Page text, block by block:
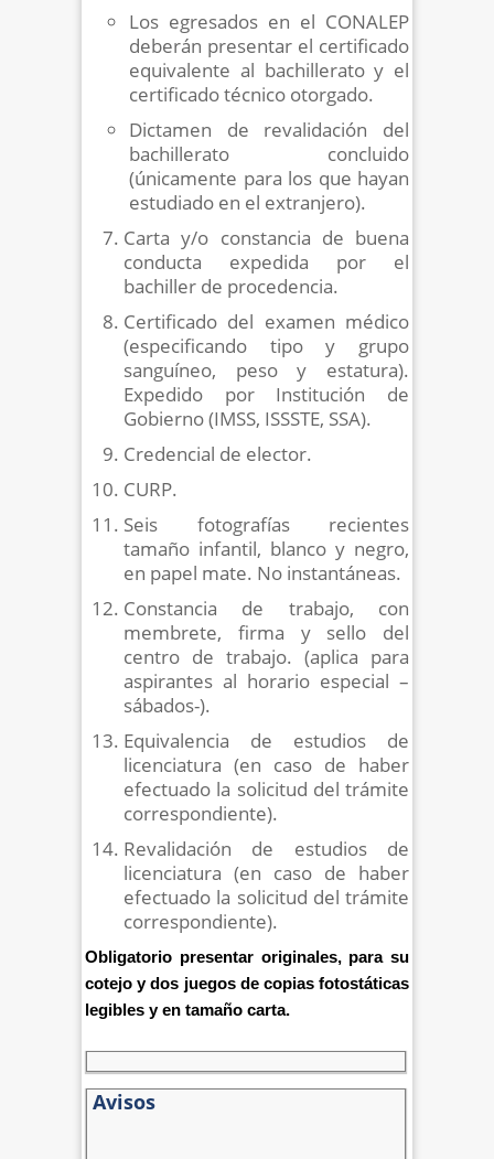
Los egresados en el CONALEP
deberán presentar el certificado
equivalente al bachillerato y el
certificado técnico otorgado.
Dictamen de revalidación del
bachillerato concluido
(únicamente para los que hayan
estudiado en el extranjero).
Carta y/o constancia de buena
conducta expedida por el
bachiller de procedencia.
Certificado del examen médico
(especificando tipo y grupo
sanguíneo, peso y estatura).
Expedido por Institución de
Gobierno (IMSS, ISSSTE, SSA).
Credencial de elector.
CURP.
Seis fotografías recientes
tamaño infantil, blanco y negro,
en papel mate. No instantáneas.
Constancia de trabajo, con
membrete, firma y sello del
centro de trabajo. (aplica para
aspirantes al horario especial –
sábados-).
Equivalencia de estudios de
licenciatura (en caso de haber
efectuado la solicitud del trámite
correspondiente).
Revalidación de estudios de
licenciatura (en caso de haber
efectuado la solicitud del trámite
correspondiente).
Obligatorio presentar originales, para su
cotejo y dos juegos de copias fotostáticas
legibles y en tamaño carta.
Avisos